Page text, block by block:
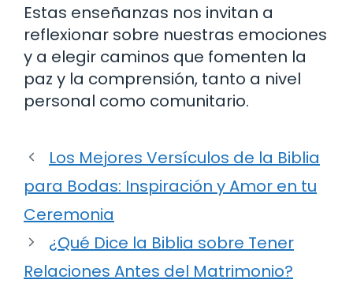
Estas enseñanzas nos invitan a
reflexionar sobre nuestras emociones
y a elegir caminos que fomenten la
paz y la comprensión, tanto a nivel
personal como comunitario.
Los Mejores Versículos de la Biblia
para Bodas: Inspiración y Amor en tu
Ceremonia
¿Qué Dice la Biblia sobre Tener
Relaciones Antes del Matrimonio?